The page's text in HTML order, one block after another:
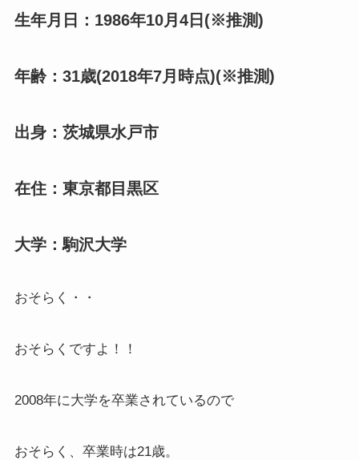
生年月日：1986年10月4日(※推測)
年齢：31歳(2018年7月時点)(※推測)
出身：茨城県水戸市
在住：東京都目黒区
大学：駒沢大学
おそらく・・
おそらくですよ！！
2008年に大学を卒業されているので
おそらく、卒業時は21歳。